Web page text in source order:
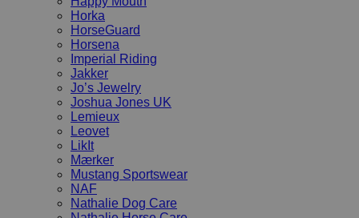
Horka
HorseGuard
Horsena
Imperial Riding
Jakker
Jo’s Jewelry
Joshua Jones UK
Lemieux
Leovet
LikIt
Mærker
Mustang Sportswear
NAF
Nathalie Dog Care